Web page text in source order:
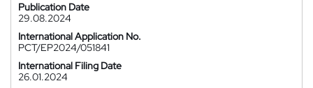
Publication Date
29.08.2024
International Application No.
PCT/EP2024/051841
International Filing Date
26.01.2024